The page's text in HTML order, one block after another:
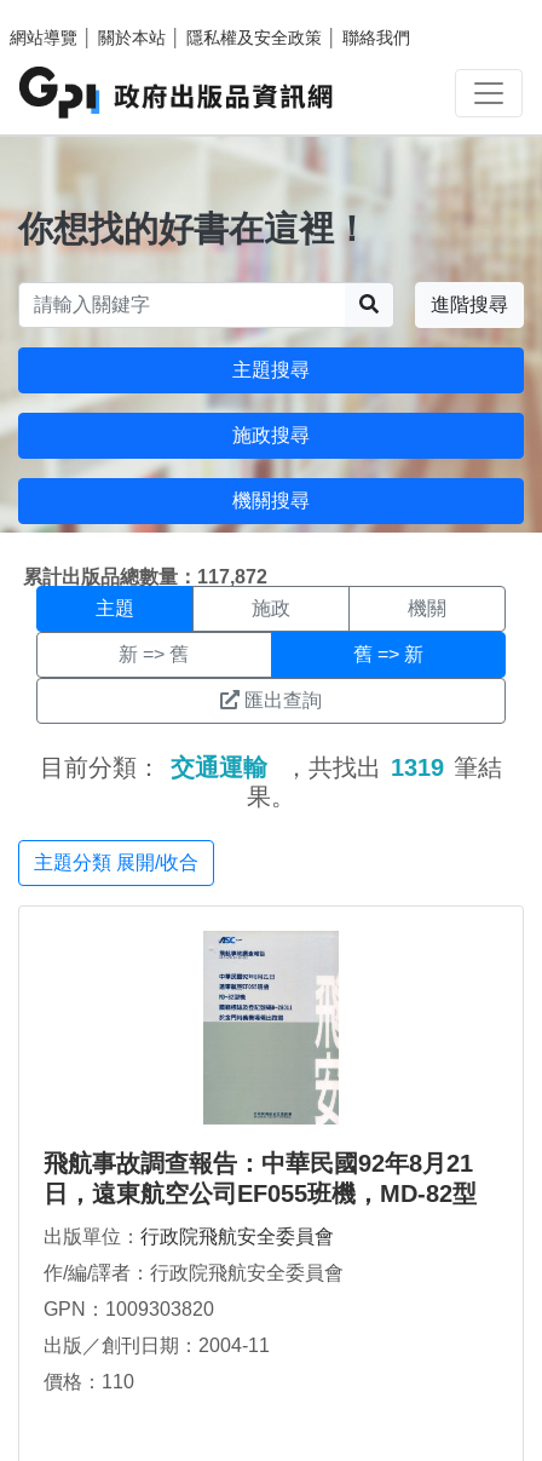
網站導覽
關於本站 隱私權及安全政策 聯絡我們
你想找的好書在這裡！
進階搜尋
主題搜尋
施政搜尋
機關搜尋
累計出版品總數量：117,872
主題搜尋結果頁面
主題 施政 機關
新 => 舊 舊 => 新
匯出查詢
目前分類： 交通運輸 ，共找出 1319 筆結
果。
主題分類 展開/收合
飛航事故調查報告：中華民國92年8月21
日，遠東航空公司EF055班機，MD-82型
機，國籍標誌及登記號碼B28011，於金門
尚義機場偏出跑道
出版單位： 行政院飛航安全委員會
作/編/譯者：行政院飛航安全委員會
GPN：1009303820
出版／創刊日期：2004-11
價格：110